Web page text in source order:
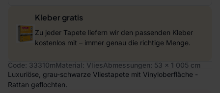
Kleber gratis
Zu jeder Tapete liefern wir den passenden Kleber
kostenlos mit – immer genau die richtige Menge.
Code: 33310mMaterial: VliesAbmessungen: 53 x 1 005 cm
Luxuriöse, grau-schwarze Vliestapete mit Vinyloberfläche -
Rattan geflochten.